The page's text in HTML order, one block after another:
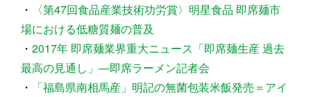
・
〈第47回食品産業技術功労賞〉明星食品 即席麺市
場における低糖質麺の普及
・ 2017年 即席麺業界重大ニュース「即席麺生産 過去
最高の見通し」―即席ラーメン記者会
・
「福島県南相馬産」明記の無菌包装米飯発売＝アイ